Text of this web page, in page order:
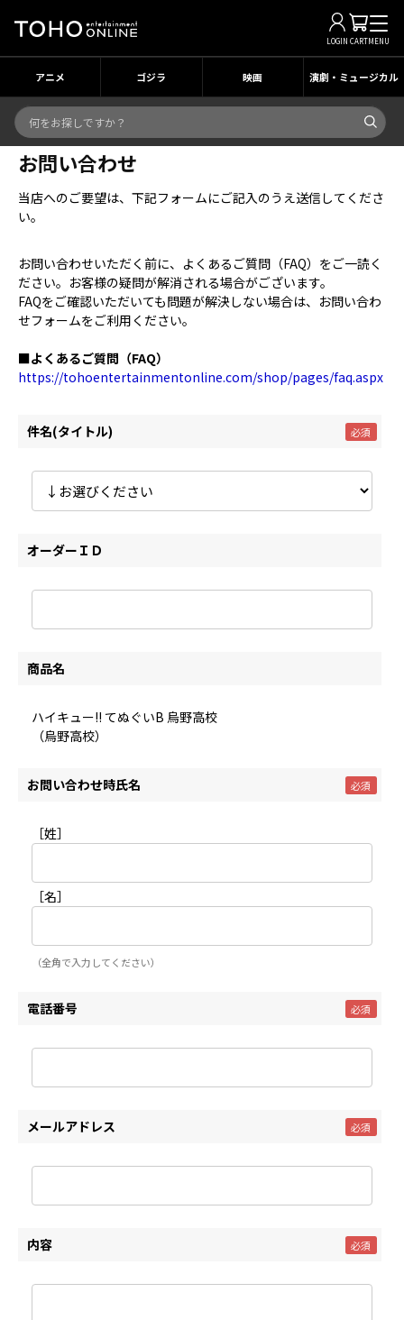
LOGIN CARTMENU
アニメ ゴジラ 映画 演劇・ミュージカル
お問い合わせ
当店へのご要望は、下記フォームにご記入のうえ送信してくださ
い。
お問い合わせいただく前に、よくあるご質問（FAQ）をご一読く
ださい。お客様の疑問が解消される場合がございます。
FAQをご確認いただいても問題が解決しない場合は、お問い合わ
せフォームをご利用ください。
■よくあるご質問（FAQ）
https://tohoentertainmentonline.com/shop/pages/faq.aspx
件名(タイトル)
オーダーＩＤ
商品名
ハイキュー!! てぬぐいB 烏野高校
（烏野高校）
お問い合わせ時氏名
［姓］
［名］
（全角で入力してください）
電話番号
メールアドレス
内容